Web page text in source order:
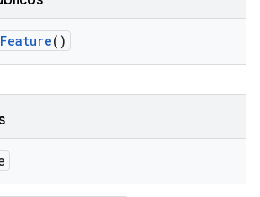
Feature()